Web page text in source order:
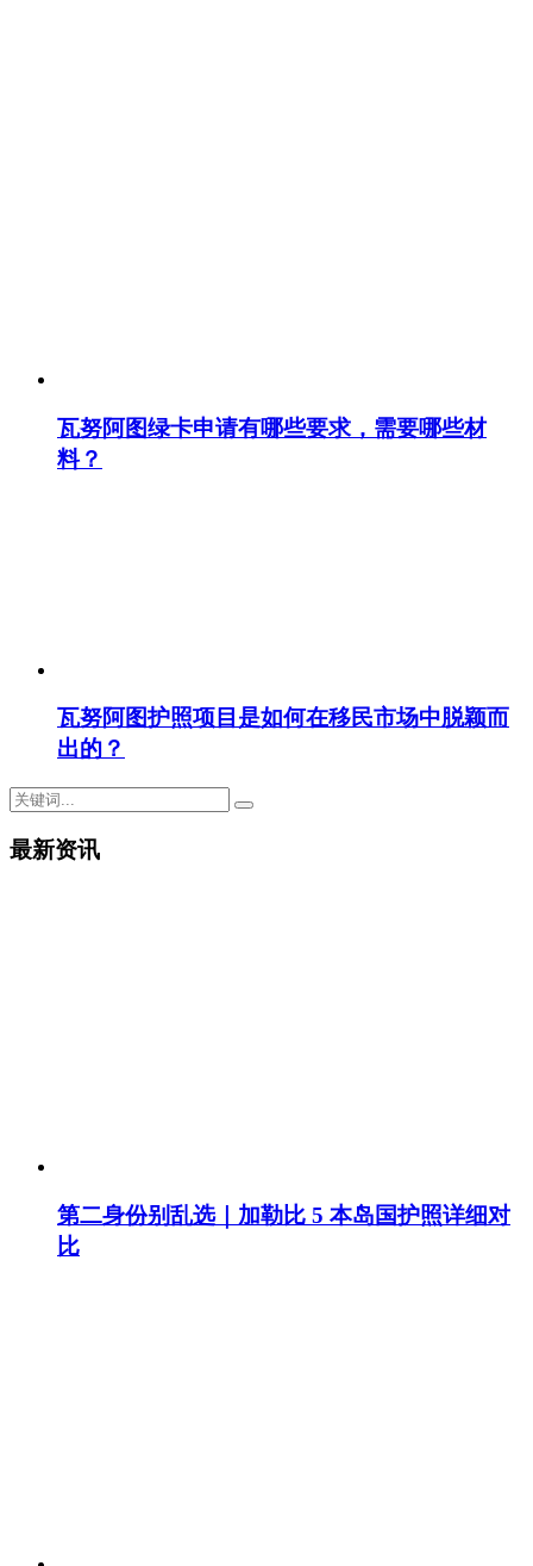
瓦努阿图绿卡申请有哪些要求，需要哪些材
料？
瓦努阿图护照项目是如何在移民市场中脱颖而
出的？
最新资讯
第二身份别乱选｜加勒比 5 本岛国护照详细对
比